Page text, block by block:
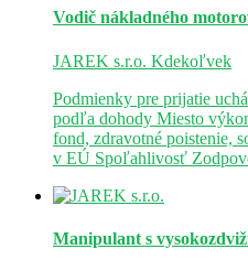
Vodič nákladného
JAREK s.r.o. Kdekoľvek
Podmienky pre prijatie
podľa dohody Miesto
fond, zdravotné poistenie,
v EÚ Spoľahlivosť
Manipulant s